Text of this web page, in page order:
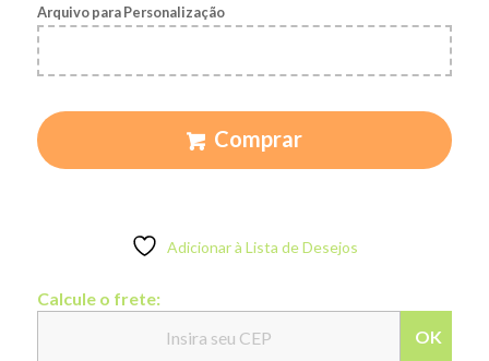
Arquivo para Personalização
Comprar
Adicionar à Lista de Desejos
Calcule o frete:
OK